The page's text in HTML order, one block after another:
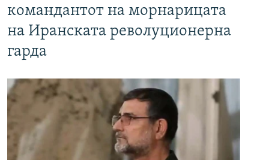
командантот на морнарицата
на Иранската револуционерна
гарда